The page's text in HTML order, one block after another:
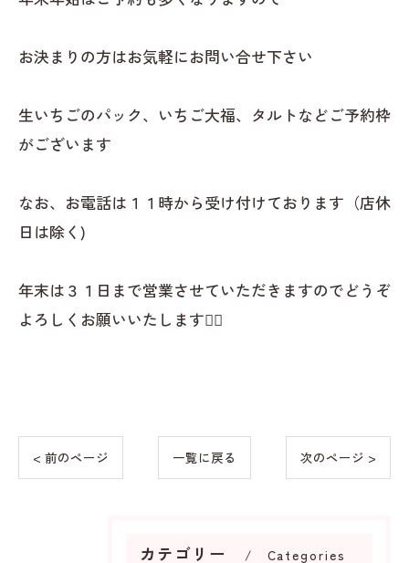
お決まりの方はお気軽にお問い合せ下さい
生いちごのパック、いちご大福、タルトなどご予約枠
がございます
なお、お電話は１１時から受け付けております（店休
日は除く)
年末は３１日まで営業させていただきますのでどうぞ
よろしくお願いいたします🙇‍♂️
< 前のページ 一覧に戻る 次のページ >
カテゴリー Categories